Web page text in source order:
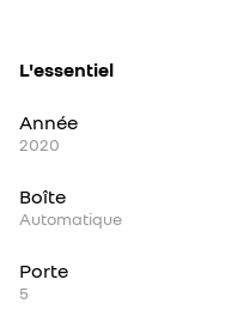
L'essentiel
Année
2020
Boîte
Automatique
Porte
5